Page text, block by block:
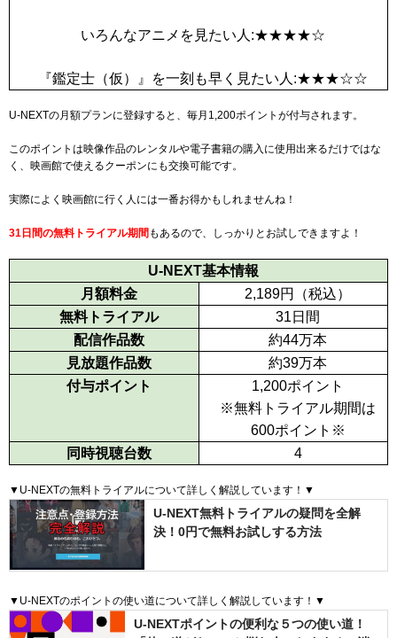
いろんなアニメを見たい人:★★★★☆
『鑑定士（仮）』を一刻も早く見たい人:★★★☆☆
U-NEXTの月額プランに登録すると、毎月 1,200ポイントが付与されます。
このポイントは映像作品のレンタルや電子書籍の購入に使用出来るだけではな
く、映画館で使えるクーポンにも交換可能です。
実際によく映画館に行く人には一番お得かもしれませんね！
31日間の無料トライアル期間 もあるので、しっかりとお試しできますよ！
U-NEXT基本情報
月額料金
2,189円（税込）
無料トライアル
31日間
配信作品数
約44万本
見放題作品数
約39万本
付与ポイント
1,200ポイント
※無料トライアル期間は
600ポイント※
同時視聴台数
4
▼U-NEXTの無料トライアルについて詳しく解説しています！▼
U-NEXT無料トライアルの疑問を全解
決！0円で無料お試しする方法
▼U-NEXTのポイントの使い道について詳しく解説しています！▼
U-NEXTポイントの便利な５つの使い道！